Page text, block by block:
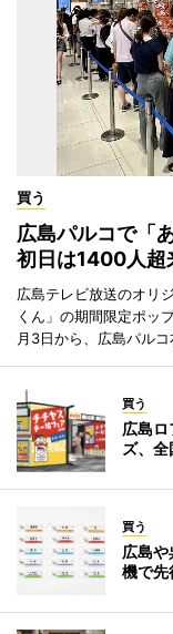
買う
広島パルコで「
初日は1400人超
広島テレビ放送のオリ
くん」の期間限定ポッ
月3日から、広島パル
買う
広島
ズ、
買う
広島
機で先